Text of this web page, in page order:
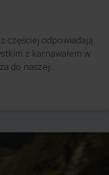
częściej odpowiadają:
z karnawałem w
do naszej
ubezpieczenie dla